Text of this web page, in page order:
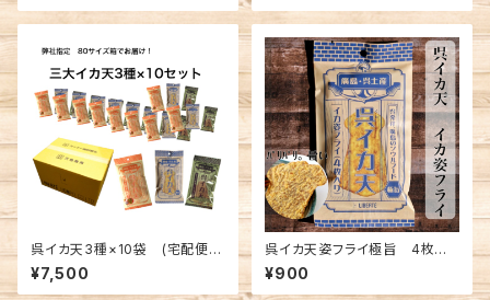
呉イカ天3種×10袋 (宅配便手
数料無料)
¥7,500
呉イカ天姿フライ極旨 4枚入×
4袋セット(メール便送料込み)
※複数個の注文不可
¥900